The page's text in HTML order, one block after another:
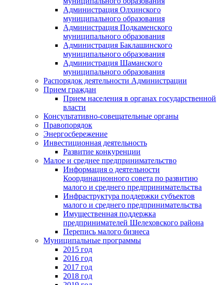
Администрация Олхинского
муниципального образования
Администрация Подкаменского
муниципального образования
Администрация Баклашинского
муниципального образования
Администрация Шаманского
муниципального образования
Распорядок деятельности Администрации
Прием граждан
Прием населения в органах государственной
власти
Консультативно-совещательные органы
Правопорядок
Энергосбережение
Инвестиционная деятельность
Развитие конкуренции
Малое и среднее предпринимательство
Информация о деятельности
Координационного совета по развитию
малого и среднего предпринимательства
Инфраструктура поддержки субъектов
малого и среднего предпринимательства
Имущественная поддержка
предпринимателей Шелеховского района
Перепись малого бизнеса
Муниципальные программы
2015 год
2016 год
2017 год
2018 год